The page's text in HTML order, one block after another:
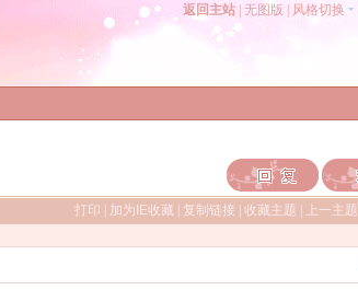
返回主站 无图版 风格切换
打印 | 加为IE收藏 | 复制链接 |收藏主题 | 上一主题